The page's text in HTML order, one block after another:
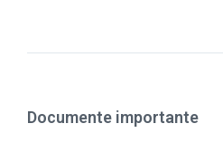
e
s
Documente importante